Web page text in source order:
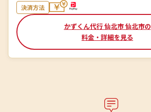
決済方法
かずくん代行 仙北市 仙北市の
料金・詳細を見る